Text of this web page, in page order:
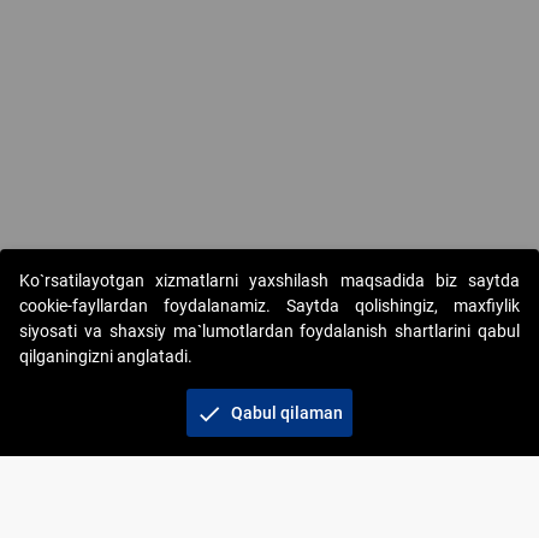
Copyright © 2017-2026. "Elektron onlayn-auksionlarni tashkil etish"
AJ. Barcha huquqlar himoyalangan
+998 71 202-21-11
Ko`rsatilayotgan xizmatlarni yaxshilash maqsadida biz saytda
cookie-fayllardan foydalanamiz. Saytda qolishingiz, maxfiylik
siyosati va shaxsiy ma`lumotlardan foydalanish shartlarini qabul
qilganingizni anglatadi.
check Qabul qilaman